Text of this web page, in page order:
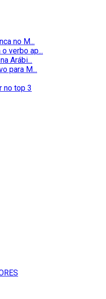
no M...
verbo ap...
Arábi...
para M...
no top 3